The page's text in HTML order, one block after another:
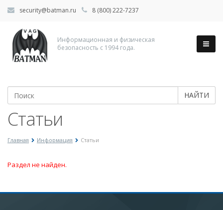
security@batman.ru 8 (800) 222-7237
Информационная и физическая
безопасность с 1994 года.
НАЙТИ
Статьи
Главная Информация Статьи
Раздел не найден.